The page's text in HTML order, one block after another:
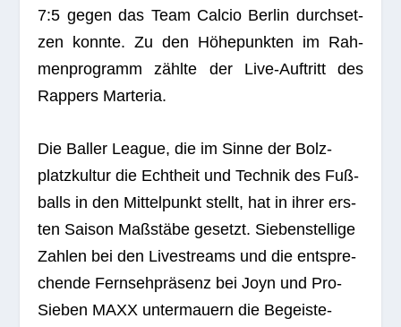
7:5 gegen das Team Cal­cio Ber­lin durch­set­
zen konnte. Zu den Höhe­punk­ten im Rah­
men­pro­gramm zählte der Live-Auf­tritt des
Rap­pers Marteria.
Die Bal­ler League, die im Sinne der Bolz­
platz­kul­tur die Echt­heit und Tech­nik des Fuß­
balls in den Mit­tel­punkt stellt, hat in ihrer ers­
ten Sai­son Maß­stäbe gesetzt. Sie­ben­stel­lige
Zah­len bei den Live­streams und die ent­spre­
chende Fern­seh­prä­senz bei Joyn und Pro­
Sie­ben MAXX unter­mau­ern die Begeis­te­